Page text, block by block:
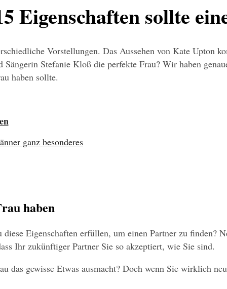
Eigenschaften sollte
Vorstellungen. Das Aussehen von Kate Upton
Stefanie Kloß die perfekte Frau? Wir haben
haben sollte.
ganz besonderes
haben
Eigenschaften erfüllen, um einen Partner zu finden?
Ihr zukünftiger Partner Sie so akzeptiert, wie Sie sind.
das gewisse Etwas ausmacht? Doch wenn Sie wirklich